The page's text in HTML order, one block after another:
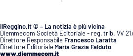
ilReggino.it © – La notizia è più vicina
Diemmecom Società Editoriale - reg. trib. VV 21/
Direttore Responsabile Francesco Laratta
Direttore Editoriale Maria Grazia Falduto
www.diemmecom.it